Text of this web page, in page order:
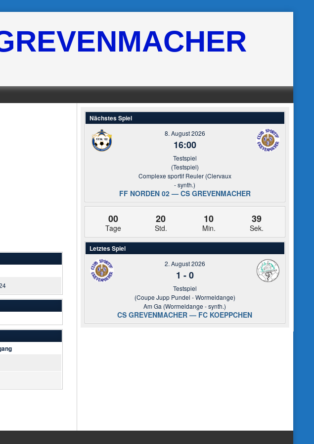
Nächstes Spiel
8. August 2026
16:00
Testspiel
(Testspiel)
Complexe sportif Reuler (Clervaux
- synth.)
FF NORDEN 02 — CS GREVENMACHER
00
Tage
20
Std.
10
Min.
39
Sek.
Letztes Spiel
2. August 2026
1 -0
Testspiel
(Coupe Jupp Pundel - Wormeldange)
Am Ga (Wormeldange - synth.)
CS GREVENMACHER — FC KOEPPCHEN